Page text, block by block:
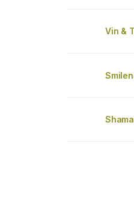
Vin &